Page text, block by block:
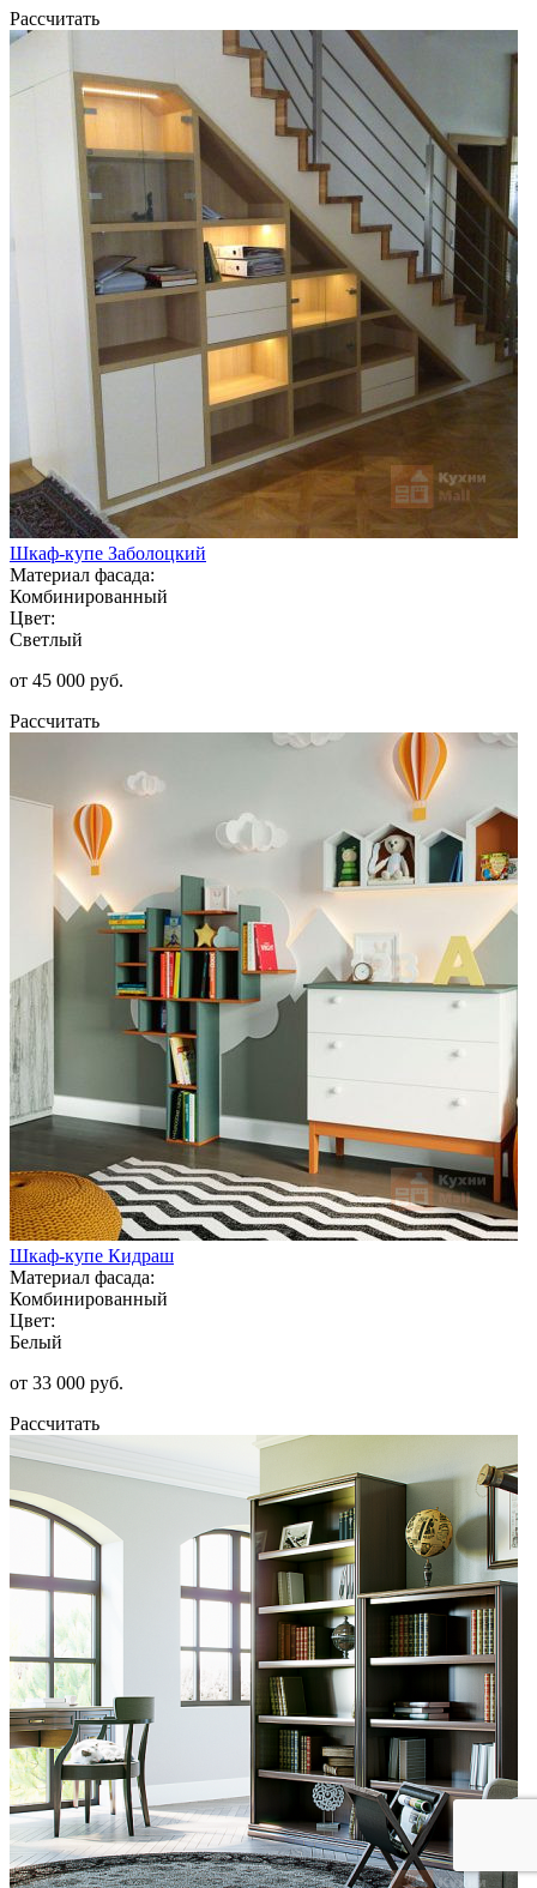
Рассчитать
Шкаф-купе Заболоцкий
Материал фасада:
Комбинированный
Цвет:
Светлый
от 45 000 руб.
Рассчитать
Шкаф-купе Кидраш
Материал фасада:
Комбинированный
Цвет:
Белый
от 33 000 руб.
Рассчитать